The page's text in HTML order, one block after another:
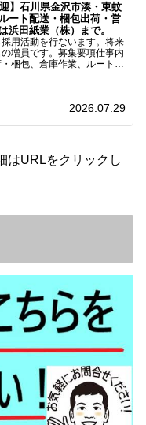
】石川県金沢市湊・東蚊
ート配送・梱包出荷・営
浜田紙業（株）まで。
用活動を行ないます。将来
増員です。募集要項仕事内
梱包、倉庫作業、ルート営
2026.07.29
はURLをクリックし